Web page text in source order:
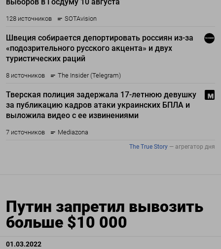
Путин запретил вывозить
больше $10 000
01.03.2022